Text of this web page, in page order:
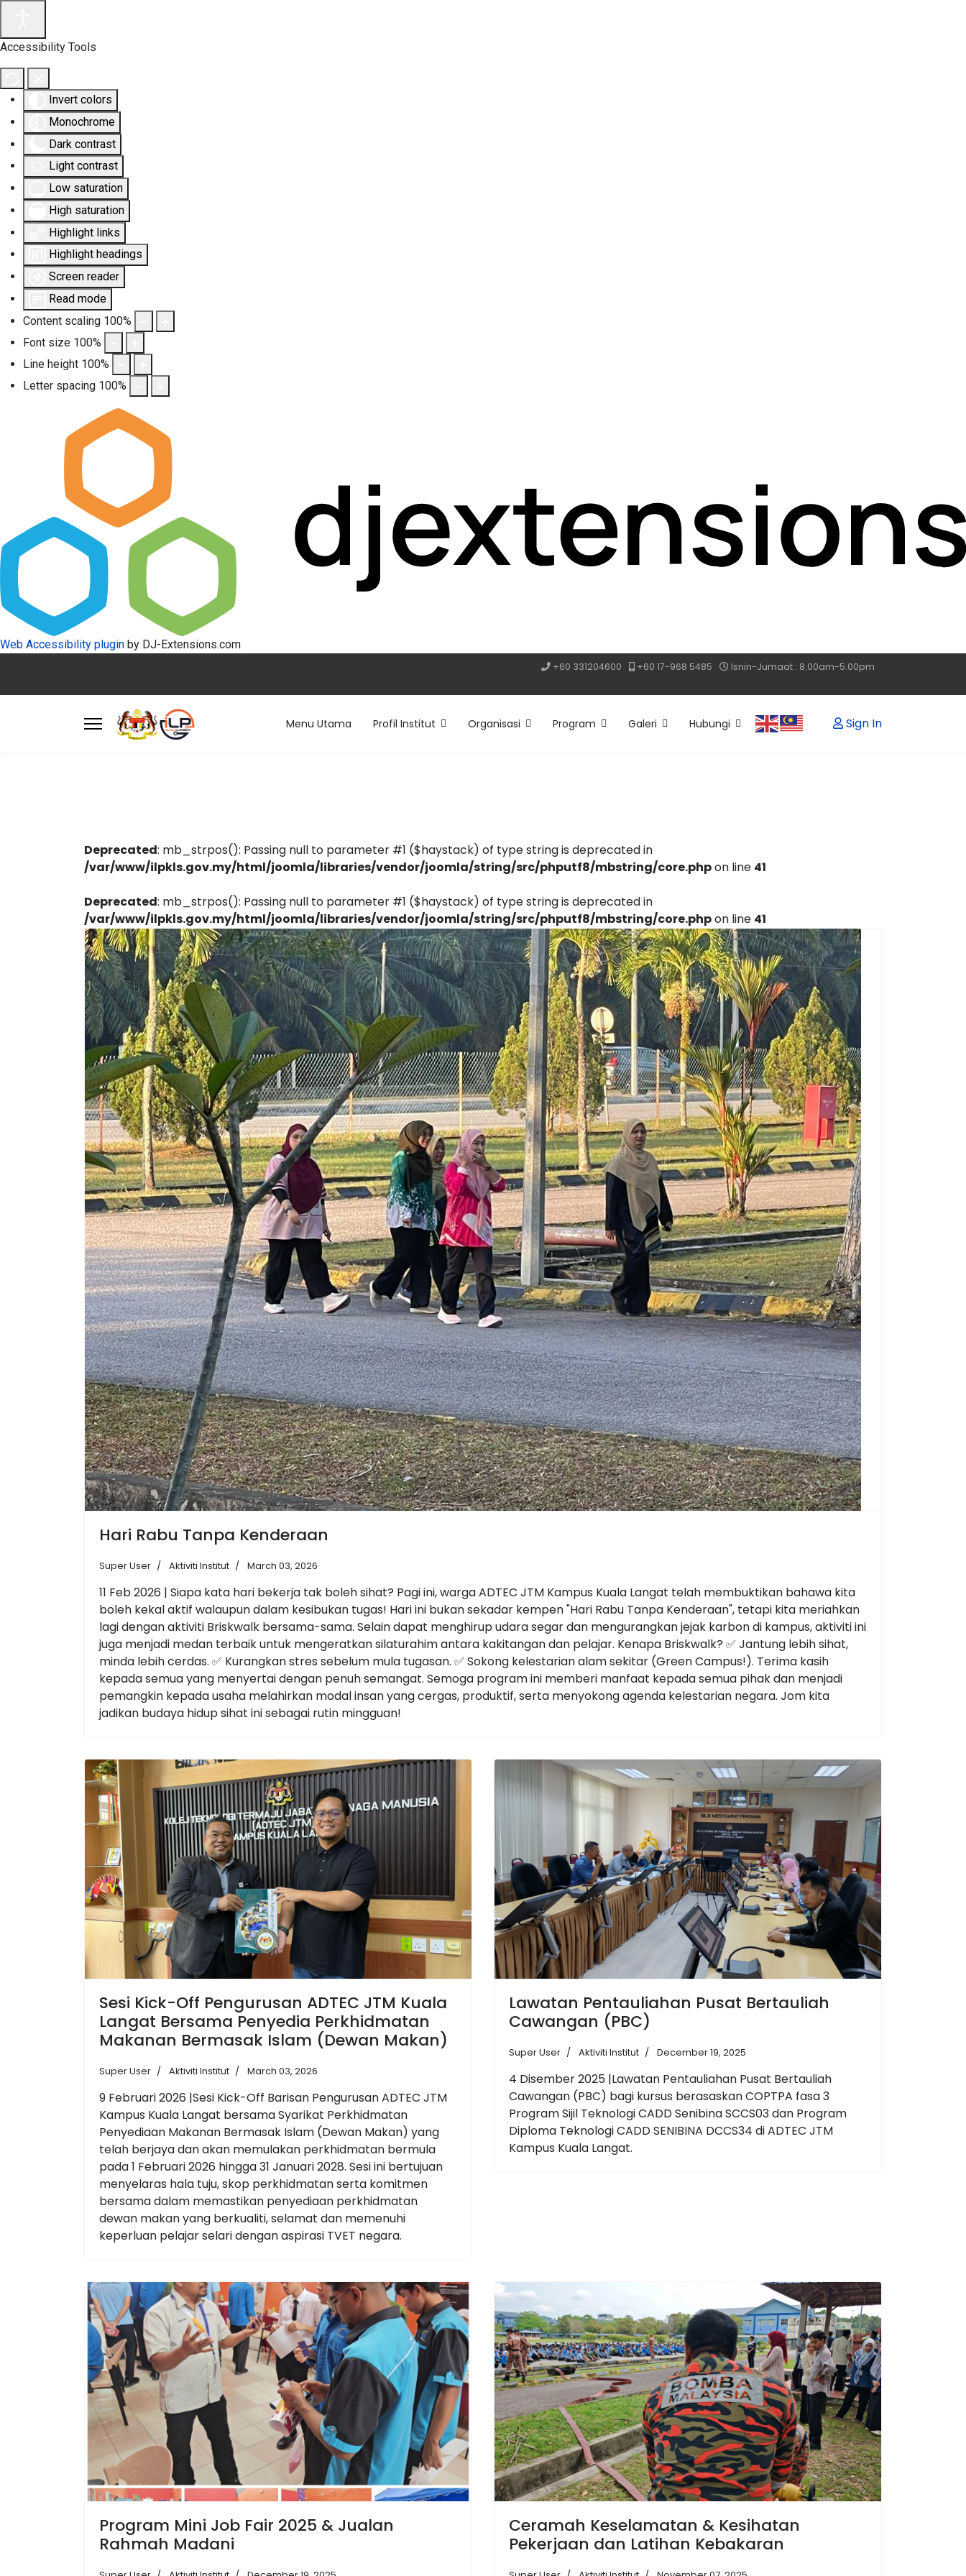
Accessibility Tools
Invert colors
Monochrome
Dark contrast
Light contrast
Low saturation
High saturation
Highlight links
Highlight headings
Screen reader
Read mode
Content scaling 100%
Font size 100%
Line height 100%
Letter spacing 100%
Web Accessibility plugin by DJ-Extensions.com
+60 331204600 +60 17-968 5485 Isnin-Jumaat : 8.00am-5.00pm
Menu Utama Profil Institut Organisasi Program Galeri Hubungi Sign In
Deprecated: mb_strpos(): Passing null to parameter #1 ($haystack) of type string is deprecated in
/var/www/ilpkls.gov.my/html/joomla/libraries/vendor/joomla/string/src/phputf8/mbstring/core.phpon line 41
Deprecated: mb_strpos(): Passing null to parameter #1 ($haystack) of type string is deprecated in
/var/www/ilpkls.gov.my/html/joomla/libraries/vendor/joomla/string/src/phputf8/mbstring/core.phpon line 41
Hari Rabu Tanpa Kenderaan
Super User Aktiviti Institut March 03, 2026
11 Feb 2026 | Siapa kata hari bekerja tak boleh sihat? Pagi ini, warga ADTEC JTM Kampus Kuala Langat telah membuktikan bahawa kita
boleh kekal aktif walaupun dalam kesibukan tugas! Hari ini bukan sekadar kempen "Hari Rabu Tanpa Kenderaan", tetapi kita meriahkan
lagi dengan aktiviti Briskwalk bersama-sama. Selain dapat menghirup udara segar dan mengurangkan jejak karbon di kampus, aktiviti ini
juga menjadi medan terbaik untuk mengeratkan silaturahim antara kakitangan dan pelajar. Kenapa Briskwalk? ✅ Jantung lebih sihat,
minda lebih cerdas. ✅ Kurangkan stres sebelum mula tugasan. ✅ Sokong kelestarian alam sekitar (Green Campus!). Terima kasih
kepada semua yang menyertai dengan penuh semangat. Semoga program ini memberi manfaat kepada semua pihak dan menjadi
pemangkin kepada usaha melahirkan modal insan yang cergas, produktif, serta menyokong agenda kelestarian negara. Jom kita
jadikan budaya hidup sihat ini sebagai rutin mingguan!
Sesi Kick-Off Pengurusan ADTEC JTM Kuala
Langat Bersama Penyedia Perkhidmatan
Makanan Bermasak Islam (Dewan Makan)
Super User Aktiviti Institut March 03, 2026
9 Februari 2026 |Sesi Kick-Off Barisan Pengurusan ADTEC JTM
Kampus Kuala Langat bersama Syarikat Perkhidmatan
Penyediaan Makanan Bermasak Islam (Dewan Makan) yang
telah berjaya dan akan memulakan perkhidmatan bermula
pada 1 Februari 2026 hingga 31 Januari 2028. Sesi ini bertujuan
menyelaras hala tuju, skop perkhidmatan serta komitmen
bersama dalam memastikan penyediaan perkhidmatan
dewan makan yang berkualiti, selamat dan memenuhi
keperluan pelajar selari dengan aspirasi TVET negara.
Lawatan Pentauliahan Pusat Bertauliah
Cawangan (PBC)
Super User Aktiviti Institut December 19, 2025
4 Disember 2025 |Lawatan Pentauliahan Pusat Bertauliah
Cawangan (PBC) bagi kursus berasaskan COPTPA fasa 3
Program Sijil Teknologi CADD Senibina SCCS03 dan Program
Diploma Teknologi CADD SENIBINA DCCS34 di ADTEC JTM
Kampus Kuala Langat.
Program Mini Job Fair 2025 & Jualan
Rahmah Madani
Ceramah Keselamatan & Kesihatan
Pekerjaan dan Latihan Kebakaran